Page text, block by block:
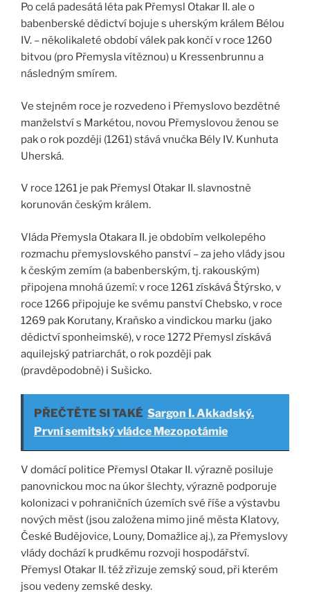
Po celá padesátá léta pak Přemysl Otakar II. ale o
babenberské dědictví bojuje s uherským králem Bélou
IV. – několikaleté období válek pak končí v roce 1260
bitvou (pro Přemysla vítěznou) u Kressenbrunnu a
následným smírem.
Ve stejném roce je rozvedeno i Přemyslovo bezdětné
manželství s Markétou, novou Přemyslovou ženou se
pak o rok později (1261) stává vnučka Bély IV. Kunhuta
Uherská.
V roce 1261 je pak Přemysl Otakar II. slavnostně
korunován českým králem.
Vláda Přemysla Otakara II. je obdobím velkolepého
rozmachu přemyslovského panství – za jeho vlády jsou
k českým zemím (a babenberským, tj. rakouským)
připojena mnohá území: v roce 1261 získává Štýrsko, v
roce 1266 připojuje ke svému panství Chebsko, v roce
1269 pak Korutany, Kraňsko a vindickou marku (jako
dědictví sponheimské), v roce 1272 Přemysl získává
aquilejský patriarchát, o rok později pak
(pravděpodobně) i Sušicko.
PŘEČTĚTE SI TAKÉ Sargon I. Akkadský.
První semitský vládce Mezopotámie
V domácí politice Přemysl Otakar II. výrazně posiluje
panovnickou moc na úkor šlechty, výrazně podporuje
kolonizaci v pohraničních územích své říše a výstavbu
nových měst (jsou založena mimo jiné města Klatovy,
České Budějovice, Louny, Domažlice aj.), za Přemyslovy
vlády dochází k prudkému rozvoji hospodářství.
Přemysl Otakar II. též zřizuje zemský soud, při kterém
jsou vedeny zemské desky.